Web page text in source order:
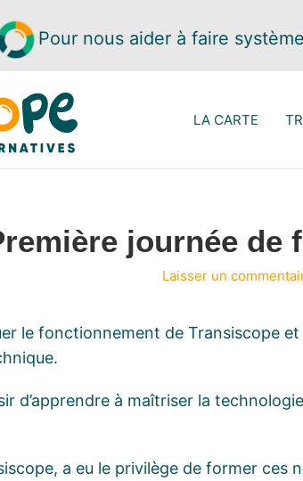
Pour nous aider à faire système
LA CARTE
journée de
Laisser un
le fonctionnement de Transiscope
d’apprendre à maîtriser la
a eu le privilège de former